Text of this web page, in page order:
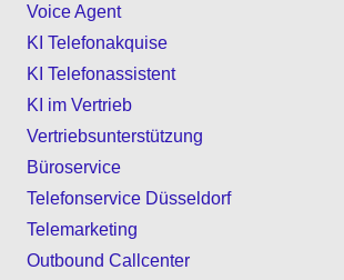
Voice Agent
KI Telefonakquise
KI Telefonassistent
KI im Vertrieb
Vertriebsunterstützung
Büroservice
Telefonservice Düsseldorf
Telemarketing
Outbound Callcenter